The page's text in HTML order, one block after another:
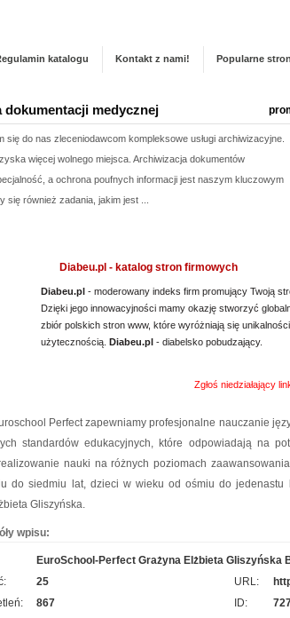
katalogu Kontakt z nami! Popularne
dokumentacji medycznej
się do nas zleceniodawcom kompleksowe usługi archiwizacyjne.
więcej wolnego miejsca. Archiwizacja dokumentów
a ochrona poufnych informacji jest naszym kluczowym
się również zadania, jakim jest ...
najwyższej klasy wyroby z metalu i przybory do napraw.
metalowy Łódź wyróżnia się obszerną listą produktów,
domu, jak i na zewnątrz. Nasza propozycja obejmuje m. in.
oraz oryginalnie wyglądające met...
uwagę gadżetów promocyjnych, typu podkładka pod mysz?
foliowych
ona dobre jakościowo worki do pasteryzacji i szereg
również worki doypack, a jeżeli tym, czego szukasz, są
je u nas nabędziesz....
Diabeu.pl - katalog stron firmowych
Diabeu.pl - moderowany indeks firm promujący Twoją
Dzięki jego innowacyjności mamy okazję stworzyć
zbiór polskich stron www, które wyróżniają się
użytecznością. Diabeu.pl - diabelsko pobudzający.
Zgłoś niedziałający
Perfect zapewniamy profesjonalne nauczanie
standardów edukacyjnych, które odpowiadają na
nauki na różnych poziomach
do siedmiu lat, dzieci w wieku od ośmiu do jedenastu
Gliszyńska.
wpisu:
EuroSchool-Perfect Grażyna Elżbieta Gliszyńska
25 URL:
867 ID: